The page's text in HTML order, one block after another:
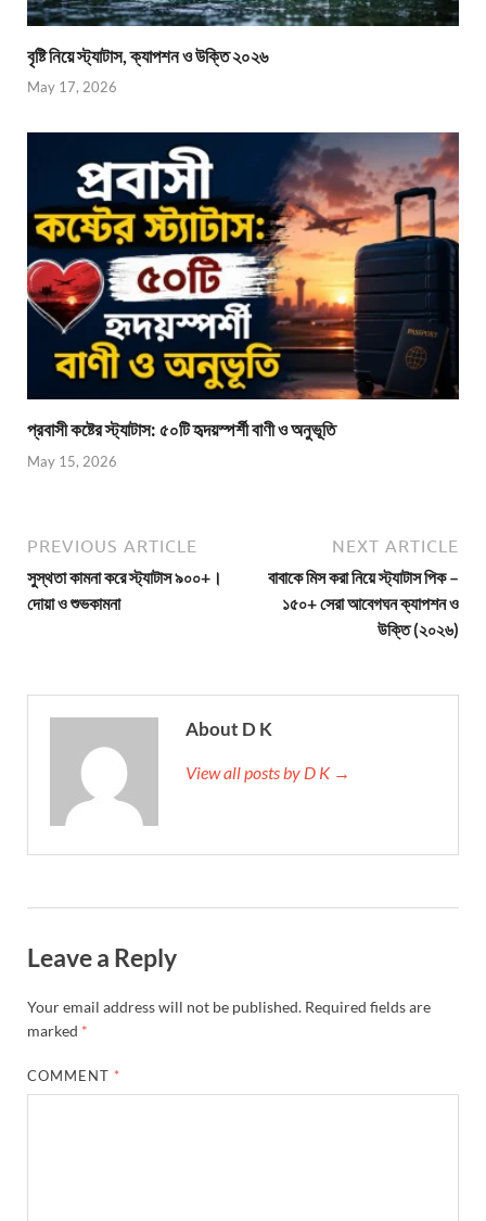
বৃষ্টি নিয়ে স্ট্যাটাস, ক্যাপশন ও উক্তি ২০২৬
May 17, 2026
প্রবাসী কষ্টের স্ট্যাটাস: ৫০টি হৃদয়স্পর্শী বাণী ও অনুভূতি
May 15, 2026
PREVIOUS ARTICLE
সুস্থতা কামনা করে স্ট্যাটাস ৯০০+।
দোয়া ও শুভকামনা
NEXT ARTICLE
বাবাকে মিস করা নিয়ে স্ট্যাটাস পিক –
১৫০+ সেরা আবেগঘন ক্যাপশন ও
উক্তি (২০২৬)
About D K
View all posts by D K →
Leave a Reply
Your email address will not be published. Required fields are
marked *
COMMENT *